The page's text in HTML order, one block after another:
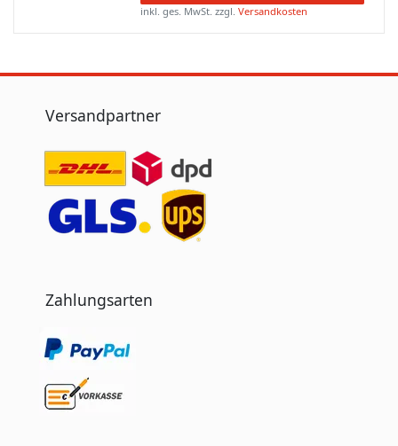
inkl. ges. MwSt. zzgl.Versandkosten
Versandpartner
Zahlungsarten